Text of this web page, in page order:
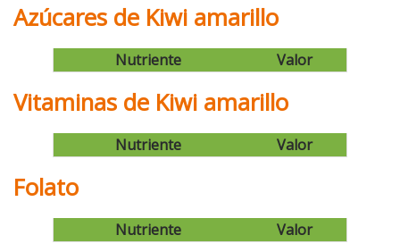
Azúcares de Kiwi amarillo
Nutriente Valor
Vitaminas de Kiwi amarillo
Nutriente Valor
Folato
Nutriente Valor